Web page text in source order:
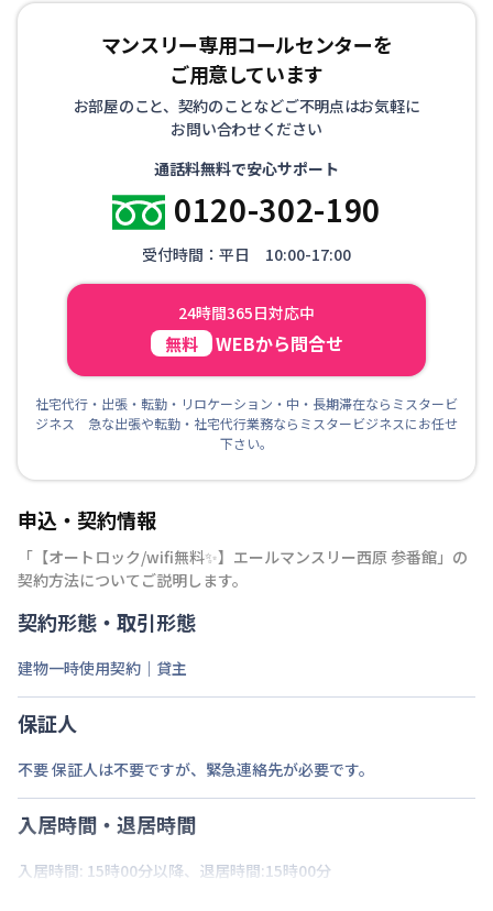
マンスリー専用コールセンターを
ご用意しています
お部屋のこと、契約のことなどご不明点はお気軽に
お問い合わせください
通話料無料で安心サポート
0120-302-190
受付時間：平日 10:00-17:00
24時間365日対応中
無料 WEBから問合せ
社宅代行・出張・転勤・リロケーション・中・長期滞在ならミスタービ
ジネス 急な出張や転勤・社宅代行業務ならミスタービジネスにお任せ
下さい。
申込・契約情報
「 【オートロック/wifi無料✨】エールマンスリー西原 参番館 」の
契約方法についてご説明します。
契約形態・取引形態
建物一時使用契約｜貸主
保証人
不要 保証人は不要ですが、緊急連絡先が必要です。
入居時間・退居時間
入居時間: 15時00分以降、退居時間:15時00分